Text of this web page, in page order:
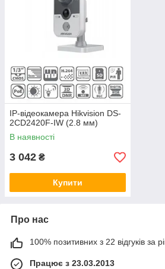
IP-відеокамера Hikvision DS-
2CD2420F-IW (2.8 мм)
В наявності
3 042 ₴
Купити
Про нас
100% позитивних з 22 відгуків за
Працює з 23.03.2013